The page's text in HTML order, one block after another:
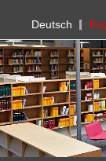
PHBern
Deutsch